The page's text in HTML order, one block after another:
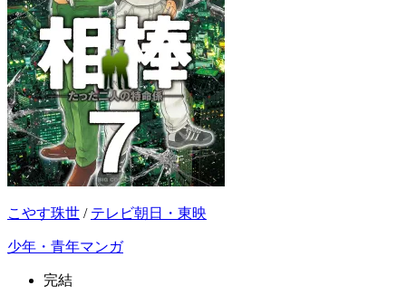
こやす珠世 / テレビ朝日・東映
少年・青年マンガ
完結